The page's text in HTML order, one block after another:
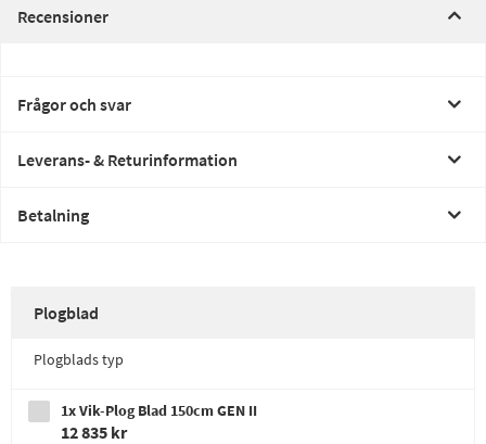
Recensioner
Frågor och svar
Leverans- & Returinformation
Betalning
Plogblad
Plogblads typ
1x Vik-Plog Blad 150cm GEN II
12 835 kr